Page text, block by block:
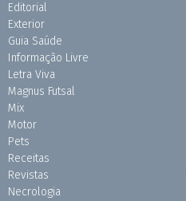
Editorial
Exterior
Guia Saúde
Informação Livre
Letra Viva
Magnus Futsal
Mix
Motor
Pets
Receitas
Revistas
Necrologia